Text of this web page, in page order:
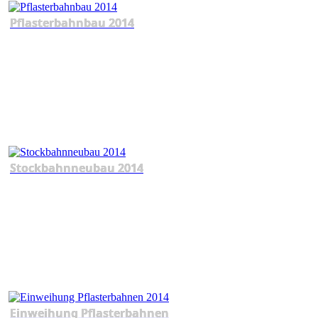
Pflasterbahnbau 2014
Stockbahnneubau 2014
Einweihung Pflasterbahnen